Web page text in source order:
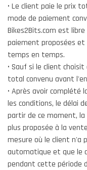
• Le client paie le prix
mode de paiement
Bikes2Bits.com est
paiement proposées et
temps en temps.
• Sauf si le client
total convenu avant
• Après avoir complété
les conditions, le délai
partir de ce moment,
plus proposée à la
mesure où le client n'a
automatique et que le
pendant cette période